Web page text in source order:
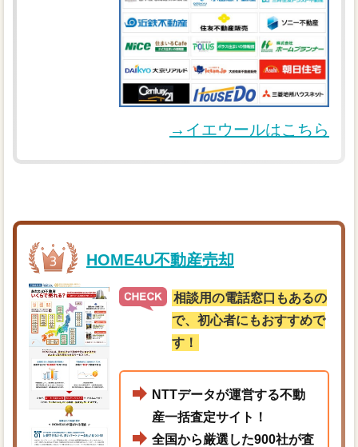
→イエウールはこちら
HOME4U不動産売却
相談用の電話窓口もあるの
で、初心者にもおすすめで
す！
NTTデータが運営する不動
産一括査定サイト！
全国から厳選した900社が査